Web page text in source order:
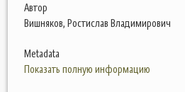
Автор
Вишняков, Ростислав Владимирович
Metadata
Показать полную информацию